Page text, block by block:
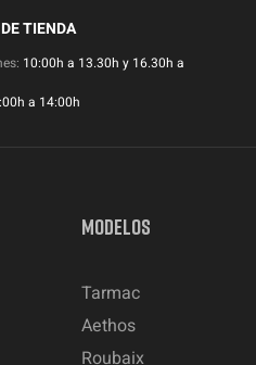
TIENDA
10:00h a 13.30h y 16.30h a
a 14:00h
MODELOS
Tarmac
Aethos
Roubaix